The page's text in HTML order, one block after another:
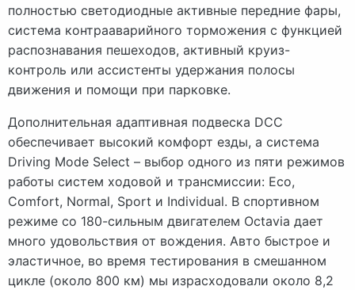
полностью светодиодные активные передние фары,
система контрааварийного торможения с функцией
распознавания пешеходов, активный круиз-
контроль или ассистенты удержания полосы
движения и помощи при парковке.
Дополнительная адаптивная подвеска DCC
обеспечивает высокий комфорт езды, а система
Driving Mode Select – выбор одного из пяти режимов
работы систем ходовой и трансмиссии: Eco,
Comfort, Normal, Sport и Individual. В спортивном
режиме со 180-сильным двигателем Octavia дает
много удовольствия от вождения. Авто быстрое и
эластичное, во время тестирования в смешанном
цикле (около 800 км) мы израсходовали около 8,2